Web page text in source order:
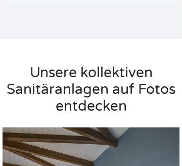
Unsere kollektiven
Sanitäranlagen auf Fotos
entdecken